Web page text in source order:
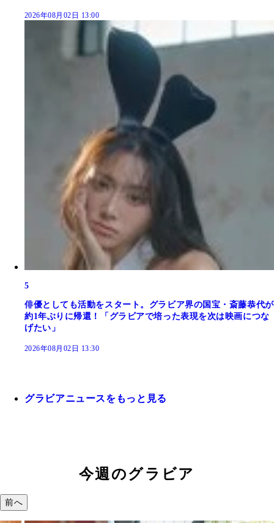
2026年08月02日 13:00
5
俳優としても活動をスタート。グラビア界の国宝・斎藤恭代が
約1年ぶりに帰還！「グラビアで培った表現を次は映画につな
げたい」
2026年08月02日 13:30
グラビアニュースをもっと見る
今週のグラビア
前へ